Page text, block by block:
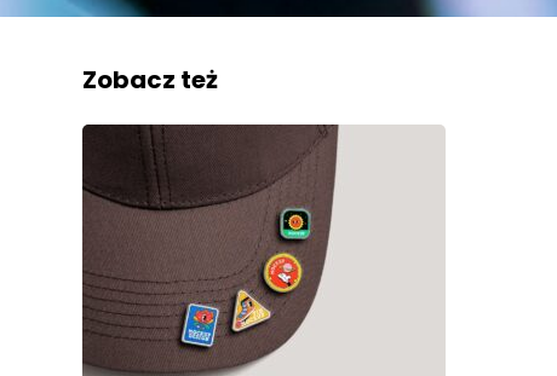
Zobacz też